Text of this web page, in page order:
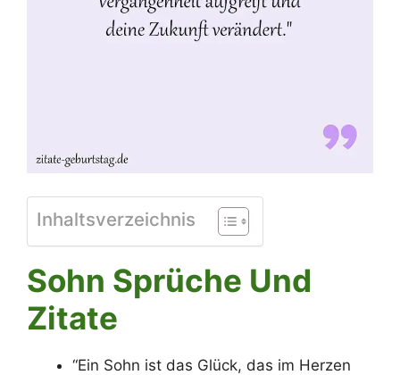
Inhaltsverzeichnis
Sohn Sprüche Und
Zitate
“Ein Sohn ist das Glück, das im Herzen